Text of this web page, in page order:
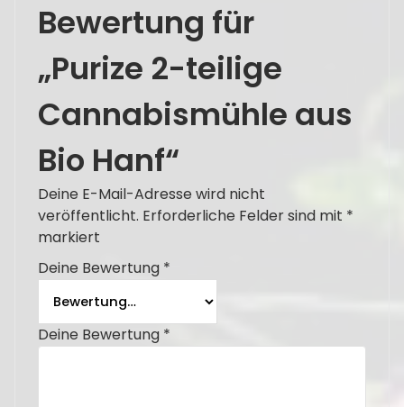
Bewertung für
„Purize 2-teilige
Cannabismühle aus
Bio Hanf“
Deine E-Mail-Adresse wird nicht
veröffentlicht. Erforderliche Felder sind mit *
markiert
Deine Bewertung *
Deine Bewertung *